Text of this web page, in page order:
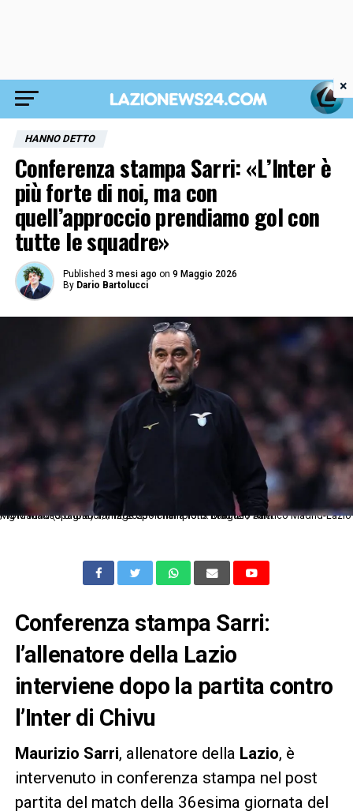
HANNO DETTO
Conferenza stampa Sarri: «L’Inter è
più forte di noi, ma con
quell’approccio prendiamo gol con
tutte le squadre»
Published 3 mesi ago on 9 Maggio 2026
By Dario Bartolucci
Mg Madrid (Spagna) 13/12/2023 - Champions League / Atletico Madrid-Lazio / foto Matteo Gribaudi/Image Sport nella foto: Maurizio Sarri
Conferenza stampa Sarri:
l’allenatore della Lazio
interviene dopo la partita contro
l’Inter di Chivu
Maurizio Sarri, allenatore della Lazio, è
intervenuto in conferenza stampa nel post
partita del match della 36esima giornata del
×